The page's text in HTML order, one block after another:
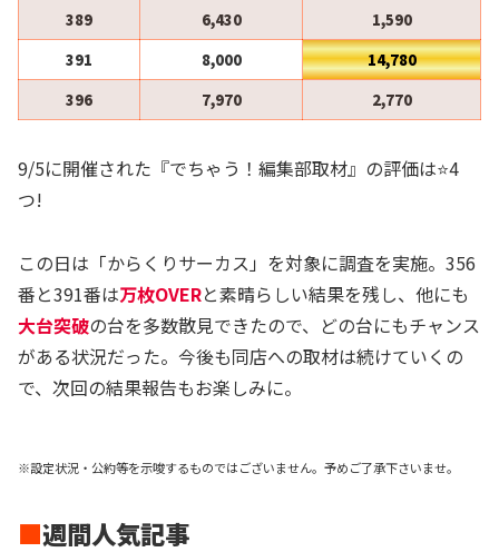
389 6,430
1,590
391
8,000
14,780
396
7,970 2,770
9/5に開催された『でちゃう！編集部取材』の評価は⭐️4
つ!
この日は「からくりサーカス」を対象に調査を実施。356
番と391番は万枚OVERと素晴らしい結果を残し、他にも
大台突破の台を多数散見できたので、どの台にもチャンス
がある状況だった。今後も同店への取材は続けていくの
で、次回の結果報告もお楽しみに。
※設定状況・公約等を示唆するものではございません。予めご了承下さいませ。
■週間人気記事